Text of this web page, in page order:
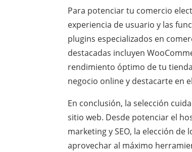
Para potenciar tu comercio
experiencia de usuario y las
plugins especializados en
destacadas incluyen
rendimiento óptimo de tu
negocio online y destacarte en
En conclusión, la selección
sitio web. Desde potenciar el
marketing y SEO, la elección
aprovechar al máximo